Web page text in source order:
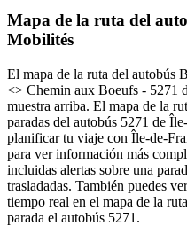
Mapa de la ruta del
Mobilités
El mapa de la ruta del autobús
<> Chemin aux Boeufs - 5271
muestra arriba. El mapa de la
paradas del autobús 5271 de
planificar tu viaje con Île-de-
para ver información más
incluidas alertas sobre una
trasladadas. También puedes
tiempo real en el mapa de la
parada el autobús 5271.